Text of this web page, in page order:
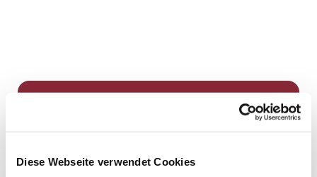
Diese Webseite verwendet Cookies
Dies könnte Sie auch